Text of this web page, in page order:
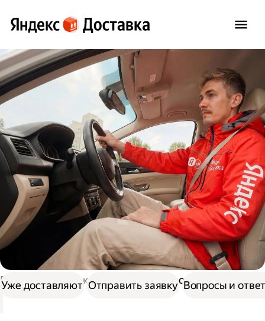
Работа в Доставке Работа в грузовой доставке
Уже доставляют Отправить заявку Вопросы и